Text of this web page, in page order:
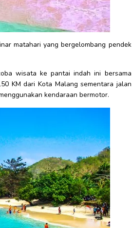
matahari yang bergelombang pendek
wisata ke pantai indah ini bersama
KM dari Kota Malang sementara jalan
kendaraan bermotor.